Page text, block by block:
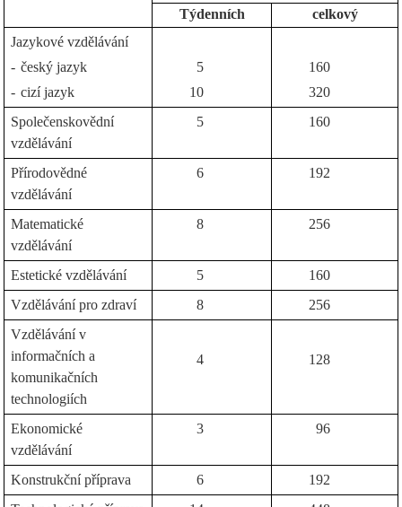
Týdenních
celkový
Jazykové vzdělávání
- český jazyk
- cizí jazyk
5
10
160
320
Společenskovědní
vzdělávání
5 160
Přírodovědné
vzdělávání
6 192
Matematické
vzdělávání
8 256
Estetické vzdělávání 5
160
Vzdělávání pro zdraví
8
256
Vzdělávání v
informačních a
komunikačních
technologiích
4 128
Ekonomické
vzdělávání
3 96
Konstrukční příprava 6
192